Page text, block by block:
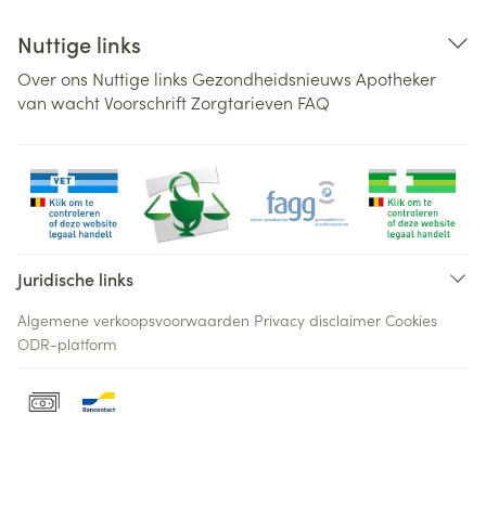
Nuttige links
Over ons Nuttige links Gezondheidsnieuws Apotheker
van wachtVoorschriftZorgtarieven FAQ
Juridische links
Algemene verkoopsvoorwaarden Privacy disclaimer Cookies
ODR-platform